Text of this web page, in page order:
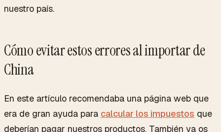
nuestro país.
Cómo evitar estos errores al importar de
China
En este artículo recomendaba una página web que
era de gran ayuda para calcular los impuestos que
deberían pagar nuestros productos. También ya os